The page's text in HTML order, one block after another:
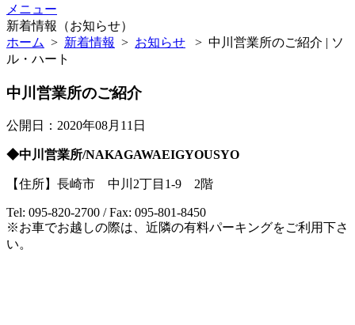
メニュー
新着情報（お知らせ）
ホーム > 新着情報 > お知らせ > 中川営業所のご紹介 | ソ
ル・ハート
中川営業所のご紹介
公開日：2020年08月11日
◆中川営業所/NAKAGAWAEIGYOUSYO
【住所】長崎市 中川2丁目1-9 2階
Tel: 095-820-2700 / Fax: 095-801-8450
※お車でお越しの際は、近隣の有料パーキングをご利用下さ
い。